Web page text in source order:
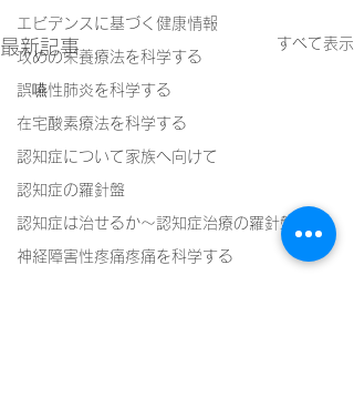
エビデンスに基づく健康情報
攻めの栄養療法を科学する
誤嚥性肺炎を科学する
在宅酸素療法を科学する
認知症について家族へ向けて
認知症の羅針盤
認知症は治せるか～認知症治療の羅針盤
神経障害性疼痛疼痛を科学する
最新記事 すべて表示